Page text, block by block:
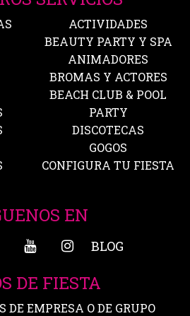
ACTIVIDADES
BEAUTY PARTY Y SPA
ANIMADORES
BROMAS Y ACTORES
BEACH CLUB & POOL
PARTY
DISCOTECAS
GOGOS
CONFIGURA TU FIESTA
EN
BLOG
DE FIESTA
DE EMPRESA O DE GRUPO